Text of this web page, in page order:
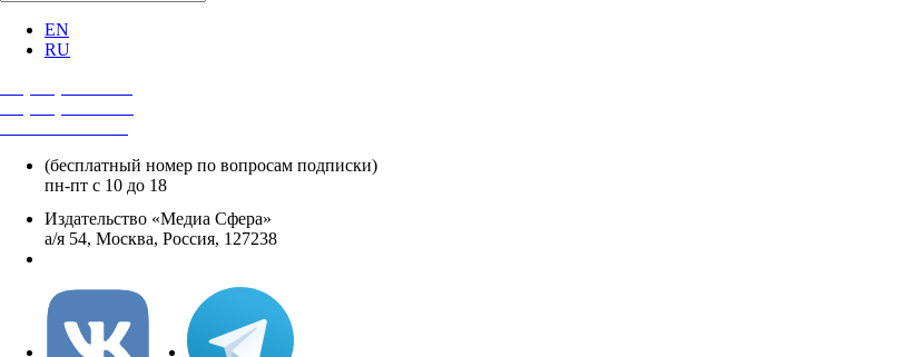
EN
RU
(бесплатный номер по вопросам подписки)
пн-пт с 10 до 18
Издательство «Медиа Сфера»
а/я 54, Москва, Россия, 127238